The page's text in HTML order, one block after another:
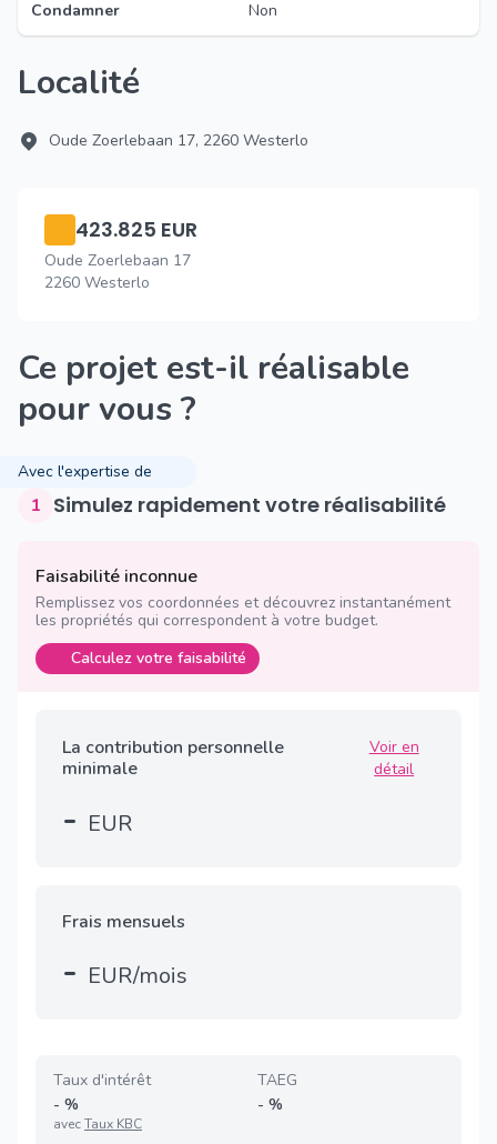
Condamner Non
Localité
Oude Zoerlebaan 17, 2260 Westerlo
423.825 EUR
Oude Zoerlebaan 17
2260 Westerlo
Ce projet est-il réalisable
pour vous ?
Avec l'expertise de
1 Simulez rapidement votre réalisabilité
Faisabilité inconnue
Remplissez vos coordonnées et découvrez instantanément
les propriétés qui correspondent à votre budget.
Calculez votre faisabilité
La contribution personnelle
minimale
Voir en
détail
- EUR
Frais mensuels
- EUR/mois
Taux d'intérêt
- %
avecTaux KBC
TAEG
- %